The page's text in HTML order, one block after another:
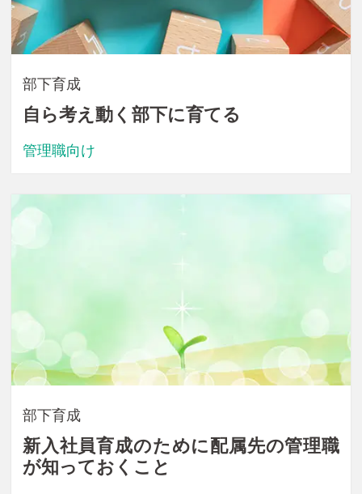
部下育成
自ら考え動く部下に育てる
管理職向け
部下育成
新入社員育成のために配属先の管理職
が知っておくこと